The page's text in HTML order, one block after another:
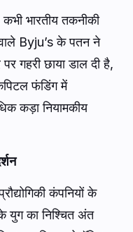
कभी भारतीय तकनीकी
Byju’s के पतन ने
गहरी छाया डाल दी है,
फंडिंग में
कड़ा नियामकीय
कंपनियों के
युग का निश्चित अंत